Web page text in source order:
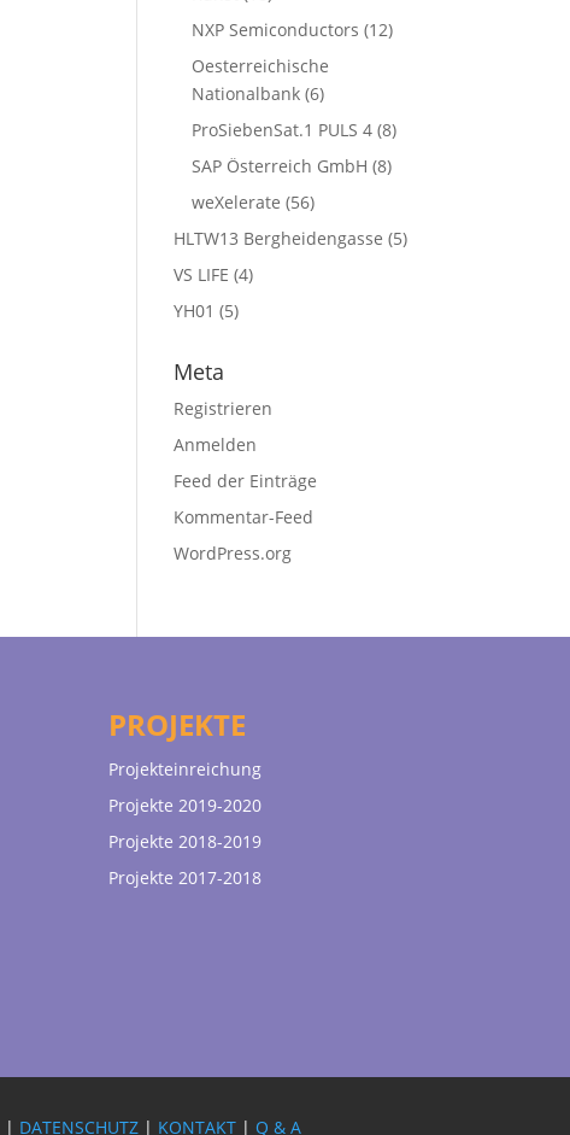
NXP Semiconductors (12)
Oesterreichische
Nationalbank (6)
ProSiebenSat.1 PULS 4 (8)
SAP Österreich GmbH (8)
weXelerate (56)
HLTW13 Bergheidengasse (5)
VS LIFE (4)
YH01 (5)
Meta
Registrieren
Anmelden
Feed der Einträge
Kommentar-Feed
WordPress.org
PROJEKTE
Projekteinreichung
Projekte 2019-2020
Projekte 2018-2019
Projekte 2017-2018
| DATENSCHUTZ | KONTAKT | Q & A